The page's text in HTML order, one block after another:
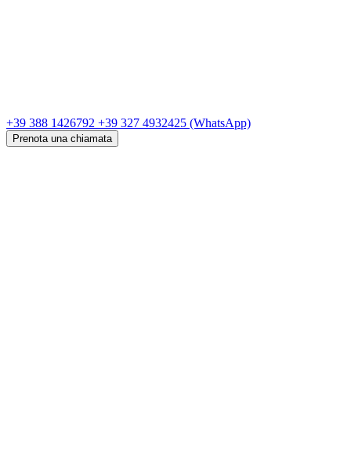
+39 388 1426792 +39 327 4932425 (WhatsApp)
Prenota una chiamata